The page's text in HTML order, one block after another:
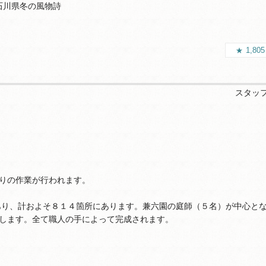
川県冬の風物詩
スタッ
の作業が行われます。
、計およそ８１４箇所にあります。兼六園の庭師（５名）が中心と
す。全て職人の手によって完成されます。